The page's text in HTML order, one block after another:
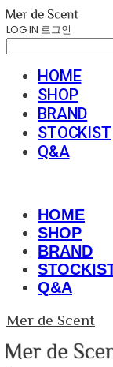
LOG IN 로그인
HOME
SHOP
BRAND
STOCKIST
Q&A
HOME
SHOP
BRAND
Q&A
Mer de Scent